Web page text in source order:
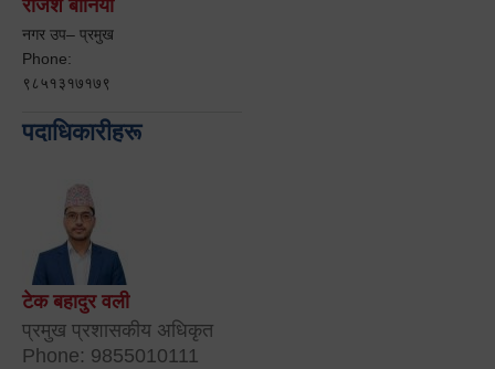
राजेश बानियाँ
नगर उप– प्रमुख
Phone:
९८५१३१७१७९
पदाधिकारीहरू
टेक बहादुर वली
प्रमुख प्रशासकीय अधिकृत
Phone: 9855010111